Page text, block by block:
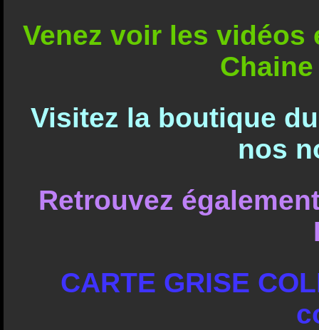
Venez voir les
Visitez la boutique
nos
Retrouvez
CARTE GRISE